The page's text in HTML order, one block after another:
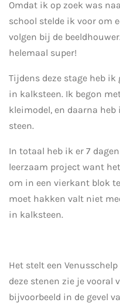
Omdat ik op zoek was
school stelde ik voor om
volgen bij de
helemaal super!
Tijdens deze stage heb
in kalksteen. Ik begon
kleimodel, en daarna
steen.
In totaal heb ik er 7
leerzaam project want
om in een vierkant blok
moet hakken valt niet
in kalksteen.
Het stelt een
deze stenen zie je vooral
bijvoorbeeld in de gevel